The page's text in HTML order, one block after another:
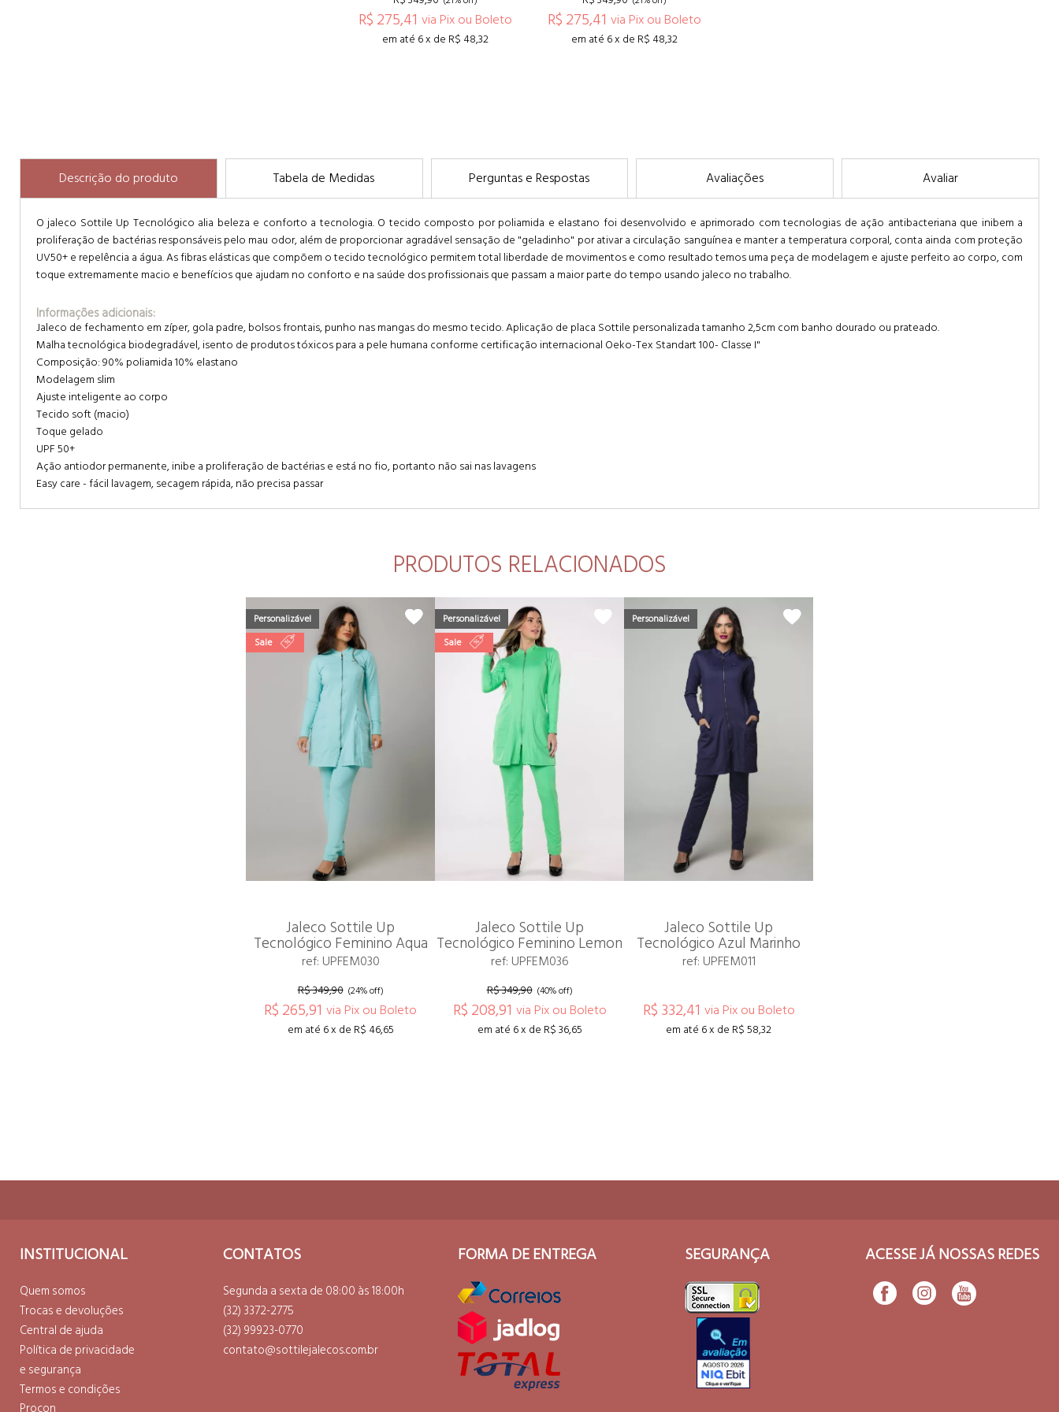
R$ 275,41 via Pix ou Boleto
em até 6 x de R$ 48,32
R$ 275,41 via Pix ou Boleto
em até 6 x de R$ 48,32
Descrição do produto Tabela de Medidas Perguntas e Respostas Avaliações Avaliar
O jaleco Sottile Up Tecnológico alia beleza e conforto a tecnologia. O tecido composto por poliamida e elastano foi desenvolvido e aprimorado com tecnologias de ação antibacteriana que inibem a
proliferação de bactérias responsáveis pelo mau odor, além de proporcionar agradável sensação de "geladinho" por ativar a circulação sanguínea e manter a temperatura corporal, conta ainda com proteção
UV50+ e repelência a água. As fibras elásticas que compõem o tecido tecnológico permitem total liberdade de movimentos e como resultado temos uma peça de modelagem e ajuste perfeito ao corpo, com
toque extremamente macio e benefícios que ajudam no conforto e na saúde dos profissionais que passam a maior parte do tempo usando jaleco no trabalho.
Informações adicionais:
Jaleco de fechamento em zíper, gola padre, bolsos frontais, punho nas mangas do mesmo tecido. Aplicação de placa Sottile personalizada tamanho 2,5cm com banho dourado ou prateado.
Malha tecnológica biodegradável, isento de produtos tóxicos para a pele humana conforme certificação internacional Oeko-Tex Standart 100- Classe I"
Composição: 90% poliamida 10% elastano
Modelagem slim
Ajuste inteligente ao corpo
Tecido soft (macio)
Toque gelado
UPF 50+
Ação antiodor permanente, inibe a proliferação de bactérias e está no fio, portanto não sai nas lavagens
Easy care - fácil lavagem, secagem rápida, não precisa passar
PRODUTOS RELACIONADOS
Personalizável
Sale
Jaleco Sottile Up
Tecnológico Feminino Aqua
ref: UPFEM030
R$ 349,90 (24% off)
R$ 265,91 via Pix ou Boleto
em até 6 x de R$ 46,65
Personalizável
Sale
Jaleco Sottile Up
Tecnológico Feminino Lemon
ref: UPFEM036
R$ 349,90 (40% off)
R$ 208,91 via Pix ou Boleto
em até 6 x de R$ 36,65
Personalizável
Jaleco Sottile Up
Tecnológico Azul Marinho
ref: UPFEM011
R$ 332,41 via Pix ou Boleto
em até 6 x de R$ 58,32
INSTITUCIONAL
Quem somos
Trocas e devoluções
Central de ajuda
Política de privacidade
e segurança
Termos e condições
Procon
CONTATOS
Segunda a sexta de 08:00 às 18:00h
(32) 3372-2775
(32) 99923-0770
contato@sottilejalecos.com.br
FORMA DE ENTREGA SEGURANÇA ACESSE JÁ NOSSAS REDES